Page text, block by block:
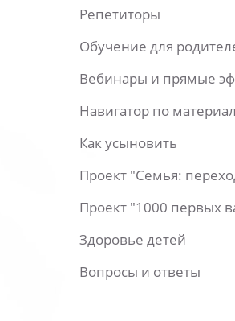
Репетиторы
Обучение для
Вебинары и прямые
Навигатор по
Как усыновить
Проект "Семья:
Проект "1000 первых
Здоровье детей
Вопросы и ответы